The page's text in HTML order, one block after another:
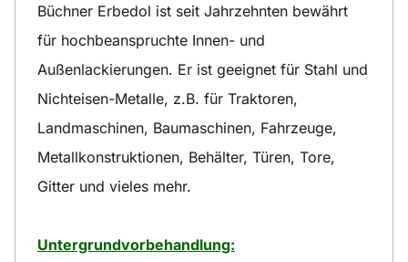
Büchner Erbedol ist seit Jahrzehnten bewährt
für hochbeanspruchte Innen- und
Außenlackierungen. Er ist geeignet für Stahl und
Nichteisen-Metalle, z.B. für Traktoren,
Landmaschinen, Baumaschinen, Fahrzeuge,
Metallkonstruktionen, Behälter, Türen, Tore,
Gitter und vieles mehr.
Untergrundvorbehandlung: